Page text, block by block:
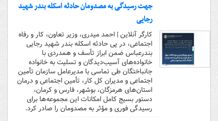
جهت رسیدگی به مصدومان حادثه اسکله بندر شهید
رجایی
کارگر آنلاین | احمد میدری، وزیر تعاون، کار و رفاه
اجتماعی، در پی حادثه اسکله بندر شهید رجایی
بندرعباس ضمن ابراز تأسف و همدردی با
خانواده‌های آسیب‌دیدگان و تسلیت به خانواده
جانباختگان طی تماسی با مدیرعامل سازمان تأمین
اجتماعی و مدیران کل کار، تأمین اجتماعی و درمان
استان‌های هرمزگان، بوشهر، فارس و کرمان،
دستور بسیج کامل امکانات این مجموعه‌ها برای
رسیدگی فوری و مؤثر به مصدومان را صادر کرد.